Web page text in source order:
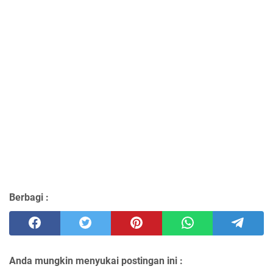
Berbagi :
Anda mungkin menyukai postingan ini :